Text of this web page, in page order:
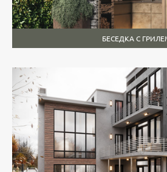
БЕСЕДКА С